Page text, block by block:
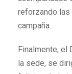
reforzando las
campaña.
Finalmente, el
la sede, se